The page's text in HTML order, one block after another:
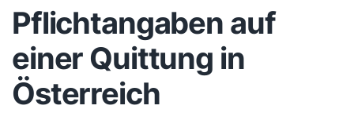
Pflichtangaben auf
einer Quittung in
Österreich